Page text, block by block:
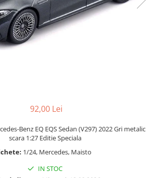
si DIY
92,00 Lei
Benz EQ EQS Sedan (V297) 2022 Gri metalic
scara 1:27 Editie Speciala
1/24, Mercedes, Maisto
IN STOC